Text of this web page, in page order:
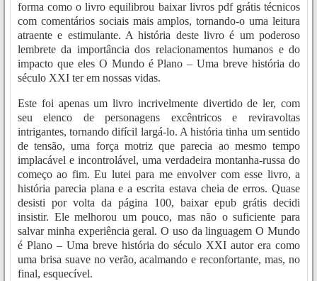
forma como o livro equilibrou baixar livros pdf grátis técnicos
com comentários sociais mais amplos, tornando-o uma leitura
atraente e estimulante. A história deste livro é um poderoso
lembrete da importância dos relacionamentos humanos e do
impacto que eles O Mundo é Plano – Uma breve história do
século XXI ter em nossas vidas.
Este foi apenas um livro incrivelmente divertido de ler, com
seu elenco de personagens excêntricos e reviravoltas
intrigantes, tornando difícil largá-lo. A história tinha um sentido
de tensão, uma força motriz que parecia ao mesmo tempo
implacável e incontrolável, uma verdadeira montanha-russa do
começo ao fim. Eu lutei para me envolver com esse livro, a
história parecia plana e a escrita estava cheia de erros. Quase
desisti por volta da página 100, baixar epub grátis decidi
insistir. Ele melhorou um pouco, mas não o suficiente para
salvar minha experiência geral. O uso da linguagem O Mundo
é Plano – Uma breve história do século XXI autor era como
uma brisa suave no verão, acalmando e reconfortante, mas, no
final, esquecível.